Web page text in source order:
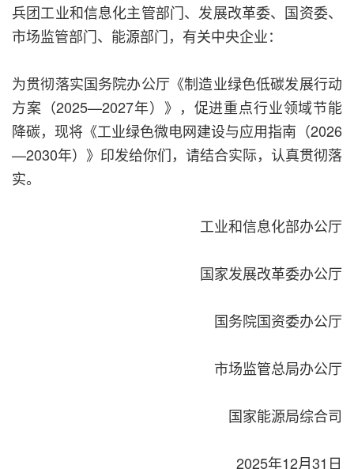
兵团工业和信息化主管部门、发展改革委、国资委、
市场监管部门、能源部门，有关中央企业：
为贯彻落实国务院办公厅《制造业绿色低碳发展行动
方案（2025—2027年）》，促进重点行业领域节能
降碳，现将《工业绿色微电网建设与应用指南（2026
—2030年）》印发给你们，请结合实际，认真贯彻落
实。
工业和信息化部办公厅
国家发展改革委办公厅
国务院国资委办公厅
市场监管总局办公厅
国家能源局综合司
2025年12月31日